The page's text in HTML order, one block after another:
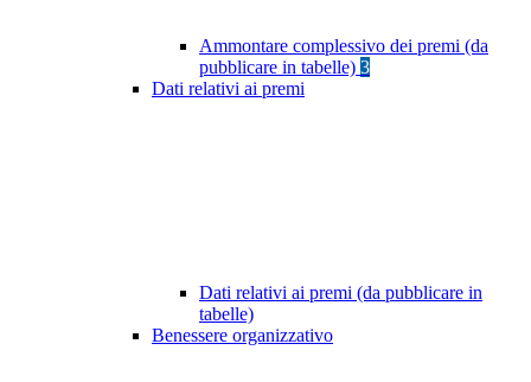
Ammontare complessivo dei premi (da
pubblicare in tabelle) 3
Dati relativi ai premi
Dati relativi ai premi (da pubblicare in
tabelle)
Benessere organizzativo